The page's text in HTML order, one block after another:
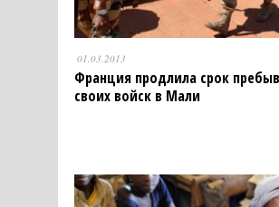
01.03.2013
Франция продлила срок
своих войск в Мали